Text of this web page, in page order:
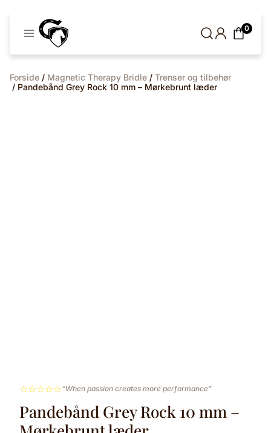
0
Forside / Magnetic Therapy Bridle / Trenser og tilbehør
/ Pandebånd Grey Rock 10 mm – Mørkebrunt læder
☆☆☆☆☆“When passion creates more performance”
Pandebånd Grey Rock 10 mm –